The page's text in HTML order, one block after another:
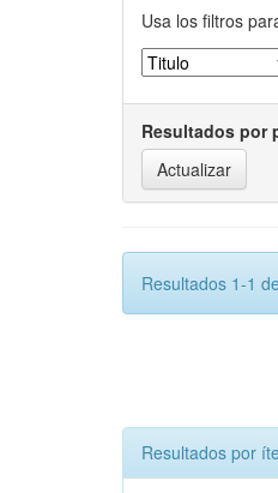
Usa los filtros
Resultados por
Resultados 1-1
Resultados por